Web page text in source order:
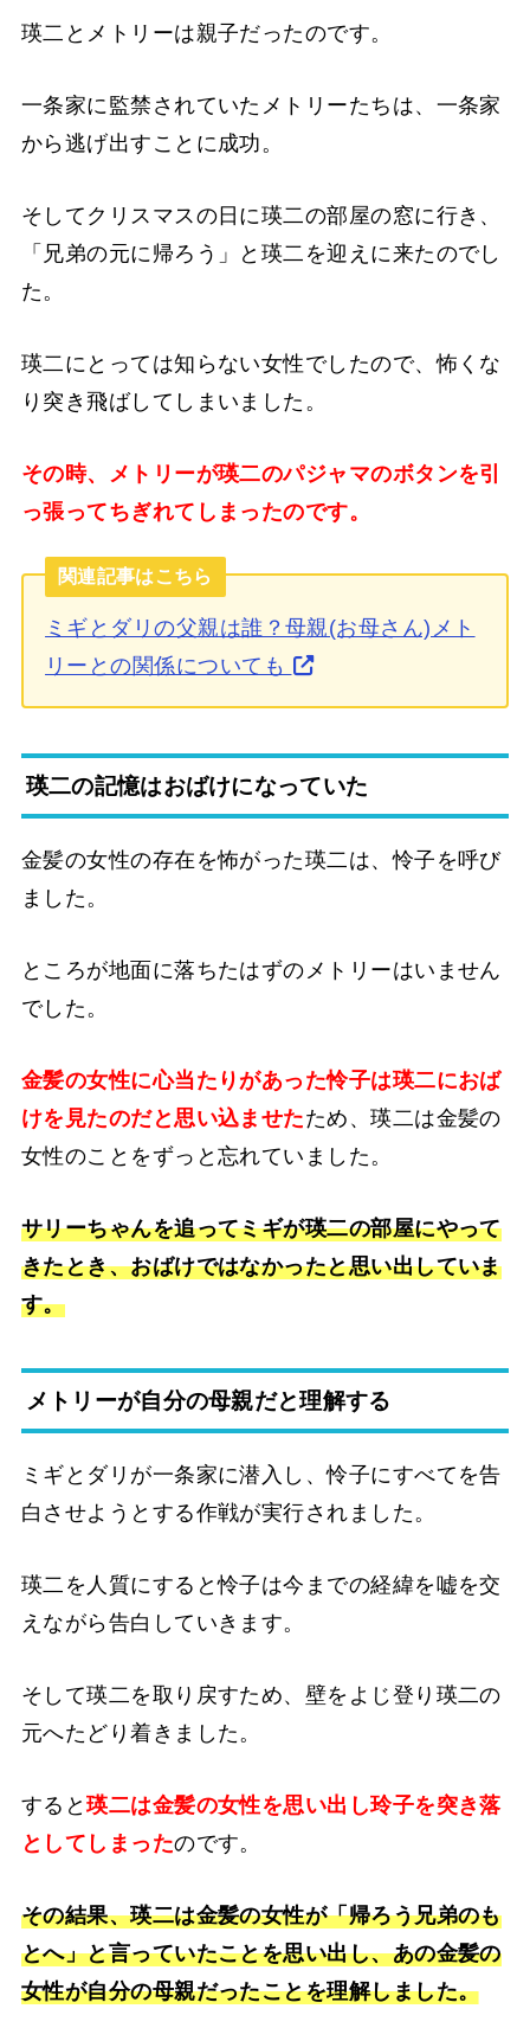
瑛二とメトリーは親子だったのです。
一条家に監禁されていたメトリーたちは、一条家
から逃げ出すことに成功。
そしてクリスマスの日に瑛二の部屋の窓に行き、
「兄弟の元に帰ろう」と瑛二を迎えに来たのでし
た。
瑛二にとっては知らない女性でしたので、怖くな
り突き飛ばしてしまいました。
その時、メトリーが瑛二のパジャマのボタンを引
っ張ってちぎれてしまったのです。
関連記事はこちら
ミギとダリの父親は誰？母親(お母さん)メト
リーとの関係についても
瑛二の記憶はおばけになっていた
金髪の女性の存在を怖がった瑛二は、怜子を呼び
ました。
ところが地面に落ちたはずのメトリーはいません
でした。
金髪の女性に心当たりがあった怜子は瑛二におば
けを見たのだと思い込ませたため、瑛二は金髪の
女性のことをずっと忘れていました。
サリーちゃんを追ってミギが瑛二の部屋にやって
きたとき、おばけではなかったと思い出していま
す。
メトリーが自分の母親だと理解する
ミギとダリが一条家に潜入し、怜子にすべてを告
白させようとする作戦が実行されました。
瑛二を人質にすると怜子は今までの経緯を嘘を交
えながら告白していきます。
そして瑛二を取り戻すため、壁をよじ登り瑛二の
元へたどり着きました。
すると瑛二は金髪の女性を思い出し玲子を突き落
としてしまったのです。
その結果、瑛二は金髪の女性が「帰ろう兄弟のも
とへ」と言っていたことを思い出し、あの金髪の
女性が自分の母親だったことを理解しました。